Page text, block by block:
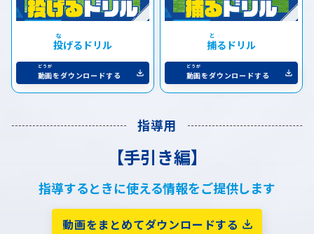
投げるドリル
動画をダウンロードする
捕るドリル
動画をダウンロードする
指導用
【手引き編】
指導するときに使える情報をご提供します
動画をまとめてダウンロードする